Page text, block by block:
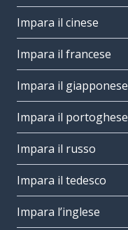
Impara il cinese
Impara il francese
Impara il giapponese
Impara il portoghese
Impara il russo
Impara il tedesco
Impara l’inglese